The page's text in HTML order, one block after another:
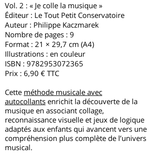
Vol. 2 : « Je colle la musique »
Éditeur : Le Tout Petit Conservatoire
Auteur : Philippe Kaczmarek
Nombre de pages : 9
Format : 21 × 29,7 cm (A4)
Illustrations : en couleur
ISBN : 9782953072365
Prix : 6,90 € TTC
Cette méthode musicale avec
autocollants enrichit la découverte de la
musique en associant collage,
reconnaissance visuelle et jeux de logique
adaptés aux enfants qui avancent vers une
compréhension plus complète de l’univers
musical.